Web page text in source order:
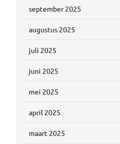
september 2025
augustus 2025
juli 2025
juni 2025
mei 2025
april 2025
maart 2025